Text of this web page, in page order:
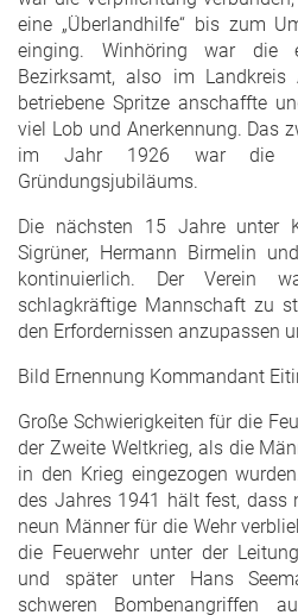
eine „Überlandhilfe“ bis zum
einging. Winhöring war die
Bezirksamt, also im
betriebene Spritze anschaffte
viel Lob und Anerkennung. Das
im Jahr 1926 war die
Gründungsjubiläums.
Die nächsten 15 Jahre unter
Sigrüner, Hermann Birmelin
kontinuierlich. Der Verein
schlagkräftige Mannschaft zu
den Erfordernissen anzupassen
Bild Ernennung Kommandant
Große Schwierigkeiten für die
der Zweite Weltkrieg, als die
in den Krieg eingezogen
des Jahres 1941 hält fest, dass
neun Männer für die Wehr
die Feuerwehr unter der
und später unter Hans
schweren Bombenangriffen